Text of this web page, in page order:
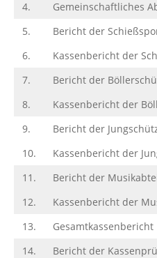
4.
Gemeinschaftliches
5.
Bericht der
6.
Kassenbericht der
7.
Bericht der
8.
Kassenbericht der
9.
Bericht der
10.
Kassenbericht der
11.
Bericht der
12.
Kassenbericht der
13.
Gesamtkassenbericht
14.
Bericht der